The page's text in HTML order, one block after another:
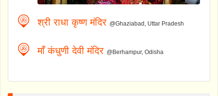
श्री राधा कृष्ण मंदिर @Ghaziabad, Uttar Pradesh
माँ कंधुणी देवी मंदिर @Berhampur, Odisha